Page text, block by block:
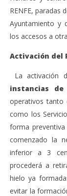
RENFE, paradas
Ayuntamiento y
los accesos a
Activación del
La activación
instancias
operativos tanto
como los
forma
comenzado la
inferior a 3
procederá a
hielo ya
evitar la